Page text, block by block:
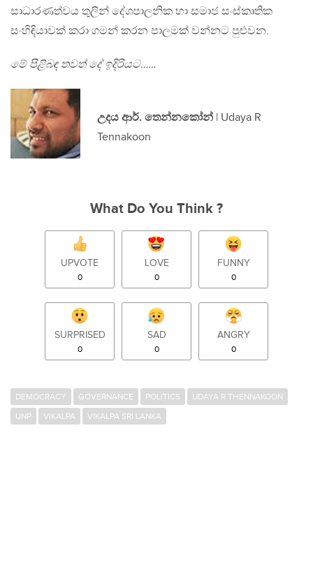
සාධාරණත්වය තුලින් දේශපාලනික හා සමාජ සංස්කෘතික
සංහිඳියාවක් කරා ගමන් කරන පාලමක් වන්නට පුළුවන.
මේ පිළිබඳ තවත් දේ ඉදිරියට……
උදය ආර්. තෙන්නකෝන් | Udaya R
Tennakoon
What Do You Think ?
UPVOTE
0
LOVE
0
FUNNY
0
SURPRISED
0
SAD
0
ANGRY
0
DEMOCRACY GOVERNANCE POLITICS
UDAYA R THENNAKOON
UNP
VIKALPA VIKALPA SRI LANKA